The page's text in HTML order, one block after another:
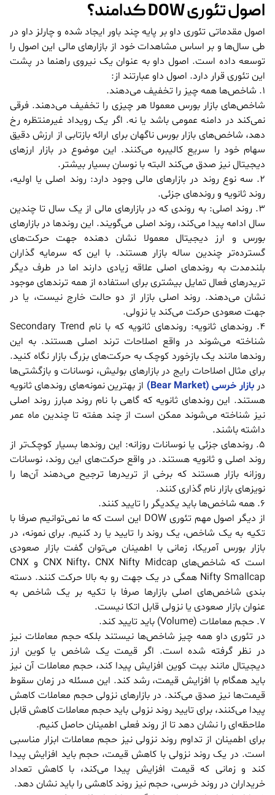
اصول تئوری DOW کدامند؟
اصول مقدماتی تئوری داو بر پایه چند باور ایجاد شده و چارلز داو در
طی سال‌ها و بر اساس مشاهدات خود از بازار‌های مالی این اصول را
توسعه داده است. اصول داو به عنوان یک نیروی راهنما در پشت
این تئوری قرار دارد. اصول داو عبارتند از:
1. شاخص‌ها همه چیز را تخفیف می‌دهند.
شاخص‌های بازار بورس معمولا هر چیزی را تخفیف می‌دهند. فرقی
نمی‌کند در دامنه عمومی باشد یا نه. اگر یک رویداد غیرمنتظره رخ
دهد، شاخص‌های بازار بورس ناگهان برای ارائه بازتابی از ارزش دقیق
سهام خود را سریع کالیبره می‌کنند. این موضوع در بازار ارز‌های
دیجیتال نیز صدق می‌کند البته با نوسان بسیار بیشتر.
2. سه نوع روند در بازار‌های مالی وجود دارد: روند اصلی یا اولیه،
روند ثانویه و روند‌های جزئی.
3. روند اصلی: به روندی که در بازار‌های مالی از یک سال تا چندین
سال ادامه پیدا می‌کند، روند اصلی می‌گویند. این روند‌ها در بازار‌های
بورس و ارز دیجیتال معمولا نشان دهنده جهت حرکت‌های
گسترده‌تر چندین ساله بازار هستند. با این که سرمایه گذاران
بلندمدت به روندهای اصلی علاقه زیادی دارند اما در طرف دیگر
تریدر‌های فعال تمایل بیشتری برای استفاده از همه ترند‌های موجود
نشان می‌دهند. روند اصلی بازار از دو حالت خارج نیست، یا در
جهت صعودی حرکت می‌کند یا نزولی.
4. روند‌های ثانویه: روند‌های ثانویه که با نام Secondary Trend
شناخته می‌شوند در واقع اصلاحات ترند اصلی هستند. به این
روند‌ها مانند یک بازخورد کوچک به حرکت‌های بزرگ بازار نگاه کنید.
برای مثال اصلاحات رایج در بازارهای بولیش، نوسانات و بازگشتی‌ها
در بازار‌ خرسی (Bear Market)
از بهترین نمونه‌های روند‌های ثانویه
هستند. این روند‌های ثانویه که گاهی با نام روند مبارز روند اصلی
نیز شناخته می‌شوند ممکن است از چند هفته تا چندین ماه عمر
داشته باشند.
5. روندهای جزئی یا نوسانات روزانه: این روند‌ها بسیار کوچک‌تر از
روند اصلی و ثانویه هستند. در واقع حرکت‌های این روند، نوسانات
روزانه بازار هستند که برخی از تریدر‌ها ترجیح می‌دهند آن‌ها را
نویز‌های بازار نام گذاری کنند.
6. همه شاخص‌ها‌ باید یکدیگر را تایید کنند.
از دیگر اصول مهم تئوری DOW این است که ما نمی‌توانیم صرفا با
تکیه به یک شاخص، یک روند را تایید یا رد کنیم. برای نمونه، در
بازار بورس آمریکا، زمانی با اطمینان می‌توان گفت بازار صعودی
است که شاخص‌های CNX Nifty، CNX Nifty Midcap و CNX
Nifty Smallcap همگی در یک جهت رو به بالا حرکت کنند. دسته
بندی شاخص‌های اصلی بازار‌ها صرفا با تکیه بر یک شاخص به
عنوان بازار صعودی یا نزولی قابل اتکا نیست.
7. حجم معاملات (Volume) باید تایید کند.
در تئوری داو همه چیز شاخص‌ها نیستند بلکه حجم معاملات نیز
در نظر گرفته شده است. اگر قیمت یک شاخص یا کوین ارز
دیجیتال مانند بیت کوین افزایش پیدا کند، حجم معاملات آن نیز
باید همگام با افزایش قیمت، رشد کند. این مسئله در زمان سقوط
قیمت‌ها نیز صدق می‌کند. در بازار‌های نزولی حجم معاملات کاهش
پیدا می‌کنند، برای تایید روند نزولی باید حجم معاملات کاهش قابل
ملاحظه‌ای را نشان دهد تا از روند فعلی اطمینان حاصل کنیم.
برای اطمینان از تداوم روند نزولی نیز حجم معاملات ابزار مناسبی
است. در یک روند نزولی با کاهش قیمت، حجم باید افزایش پیدا
کند و زمانی که قیمت افزایش پیدا می‌کند، با کاهش تعداد
خریداران در روند خرسی، حجم نیز روند کاهشی را باید نشان دهد.